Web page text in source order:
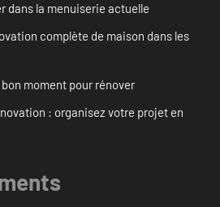
dans la menuiserie actuelle
complète de maison dans les
bon moment pour rénover
: organisez votre projet en